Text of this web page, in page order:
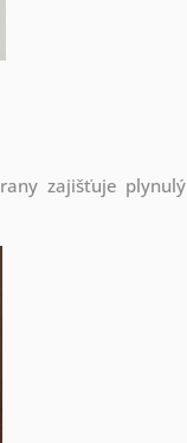
zajišťuje plynulý